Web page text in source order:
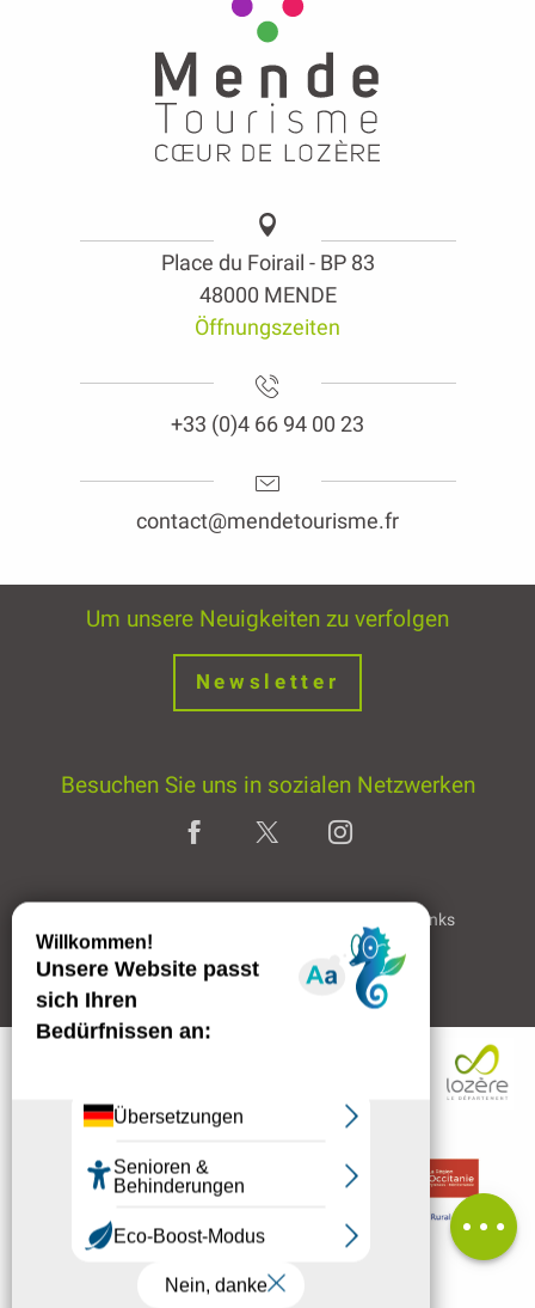
Per E-Mail
kontaktieren
Place du Foirail - BP 83
48000 MENDE
Öffnungszeiten
+33 (0)4 66 94 00 23
contact@mendetourisme.fr
Um unsere Neuigkeiten zu verfolgen
Newsletter
Besuchen Sie uns in sozialen Netzwerken
Partner & Links
Professioneller Bereich